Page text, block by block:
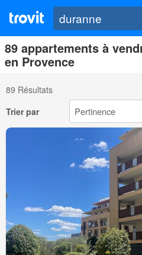
89 appartements à
en Provence
89 Résultats
Trier par